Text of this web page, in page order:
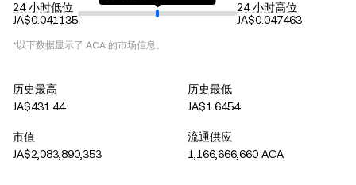
24 小时低位
JA$0.041135
24 小时高位
JA$0.047463
*以下数据显示了 ACA 的市场信息。
历史最高
JA$431.44
历史最低
JA$1.6454
市值
JA$2,083,890,353
流通供应
1,166,666,660 ACA